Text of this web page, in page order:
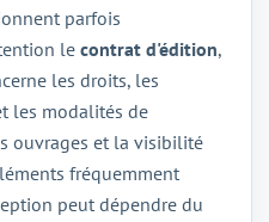
parfois
le contrat d'édition,
les droits, les
les modalités de
ouvrages et la visibilité
fréquemment
peut dépendre du